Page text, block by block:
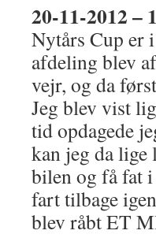
20-11-2012 –
Nytårs Cup er
afdeling blev
vejr, og da
Jeg blev vist
tid opdagede
kan jeg da
bilen og få fat
fart tilbage
blev råbt ET